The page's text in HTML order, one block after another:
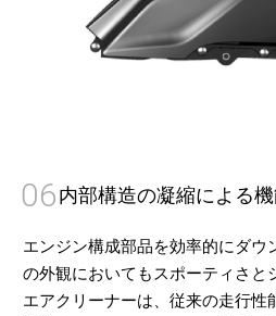
06 内部構造の凝縮による
エンジン構成部品を効率的にダウ
の外観においてもスポーティさと
エアクリーナーは、従来の走行性